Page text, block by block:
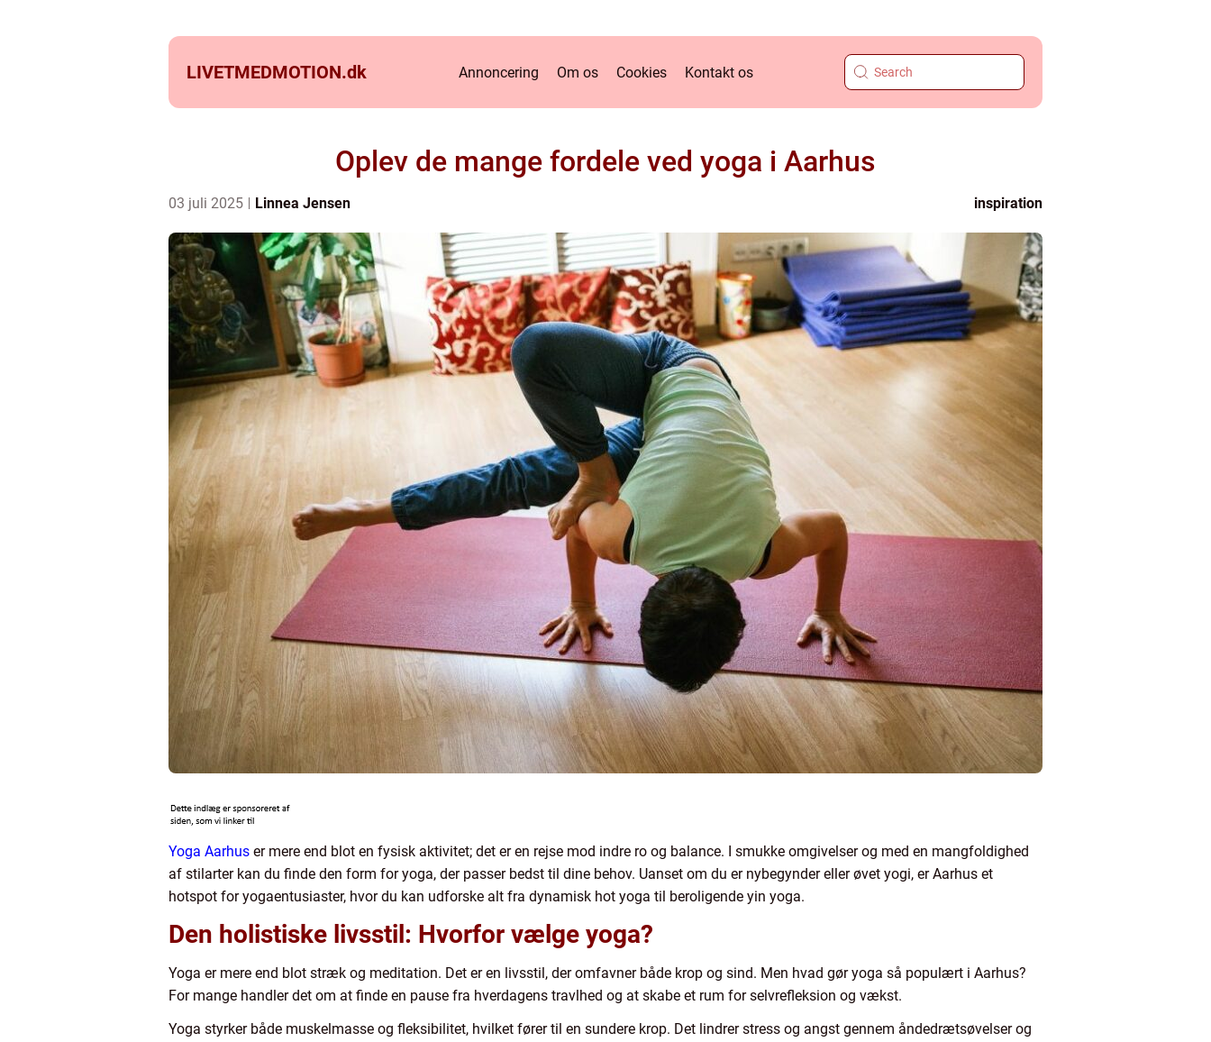
LIVETMEDMOTION.dk Annoncering Om os Cookies Kontakt os
Oplev de mange fordele ved yoga i Aarhus
03 juli 2025 Linnea Jensen inspiration
Yoga Aarhus er mere end blot en fysisk aktivitet; det er en rejse mod indre ro og balance. I smukke omgivelser og med en mangfoldighed
af stilarter kan du finde den form for yoga, der passer bedst til dine behov. Uanset om du er nybegynder eller øvet yogi, er Aarhus et
hotspot for yogaentusiaster, hvor du kan udforske alt fra dynamisk hot yoga til beroligende yin yoga.
Den holistiske livsstil: Hvorfor vælge yoga?
Yoga er mere end blot stræk og meditation. Det er en livsstil, der omfavner både krop og sind. Men hvad gør yoga så populært i Aarhus?
For mange handler det om at finde en pause fra hverdagens travlhed og at skabe et rum for selvrefleksion og vækst.
Yoga styrker både muskelmasse og fleksibilitet, hvilket fører til en sundere krop. Det lindrer stress og angst gennem åndedrætsøvelser og